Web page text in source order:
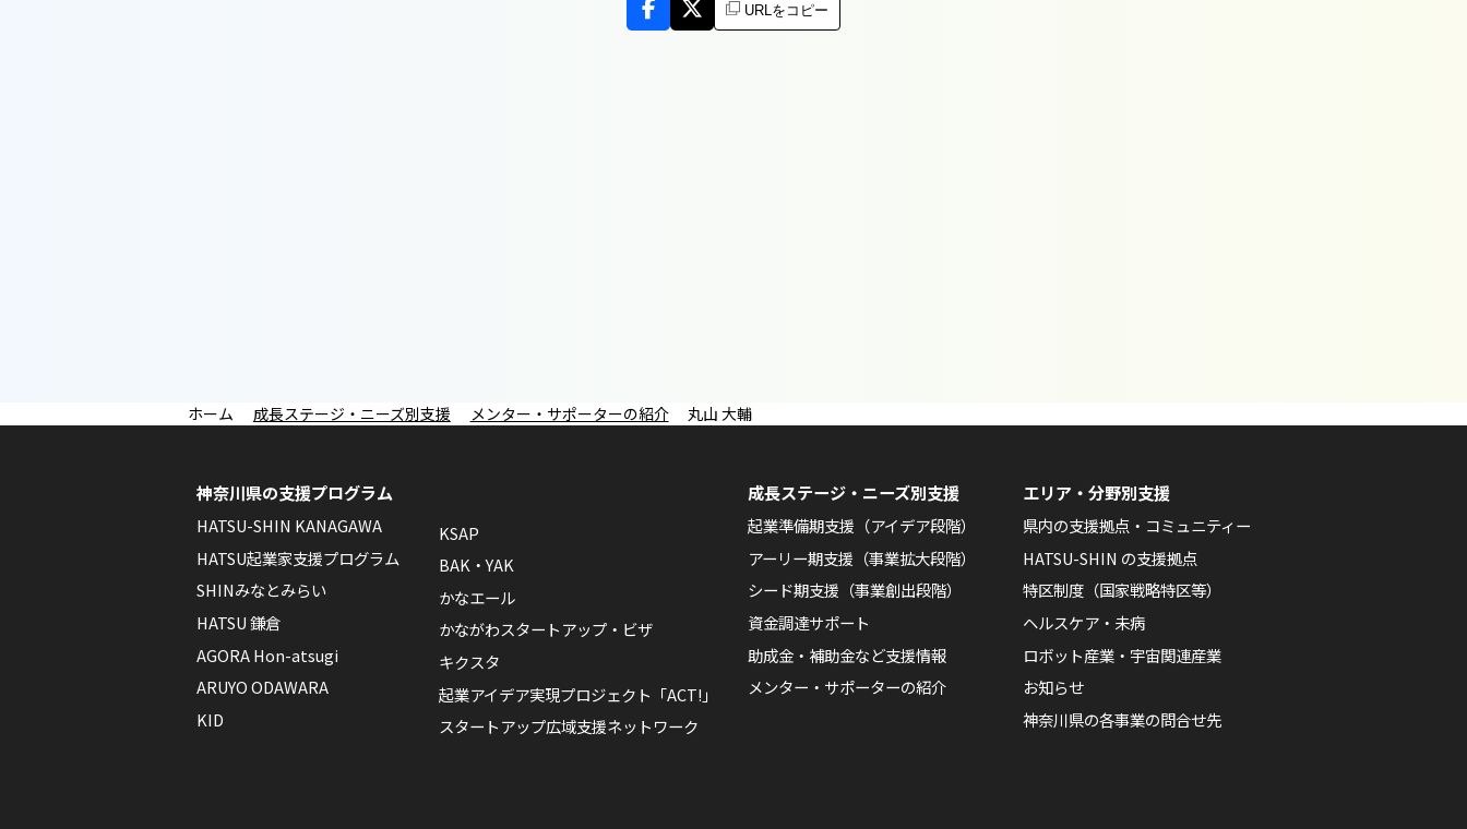
URLをコピー
成長ステージ・ニーズ別支援 メンター・サポーターの紹介 丸山 大輔
神奈川県の支援プログラム
HATSU-SHIN KANAGAWA
HATSU起業家支援プログラム
SHINみなとみらい
HATSU 鎌倉
AGORA Hon-atsugi
ARUYO ODAWARA
KID
KSAP
BAK・YAK
かなエール
かながわスタートアップ・ビザ
キクスタ
起業アイデア実現プロジェクト「ACT!」
スタートアップ広域支援ネットワーク
成長ステージ・ニーズ別支援
起業準備期支援（アイデア段階）
アーリー期支援（事業拡大段階）
シード期支援（事業創出段階）
資金調達サポート
助成金・補助金など支援情報
メンター・サポーターの紹介
エリア・分野別支援
県内の支援拠点・コミュニティー
HATSU-SHIN の支援拠点
特区制度（国家戦略特区等）
ヘルスケア・未病
ロボット産業・宇宙関連産業
お知らせ
神奈川県の各事業の問合せ先